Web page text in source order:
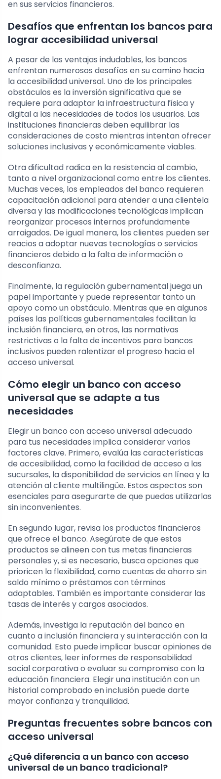
en sus servicios financieros.
Desafíos que enfrentan los bancos para
lograr accesibilidad universal
A pesar de las ventajas indudables, los bancos
enfrentan numerosos desafíos en su camino hacia
la accesibilidad universal. Uno de los principales
obstáculos es la inversión significativa que se
requiere para adaptar la infraestructura física y
digital a las necesidades de todos los usuarios. Las
instituciones financieras deben equilibrar las
consideraciones de costo mientras intentan ofrecer
soluciones inclusivas y económicamente viables.
Otra dificultad radica en la resistencia al cambio,
tanto a nivel organizacional como entre los clientes.
Muchas veces, los empleados del banco requieren
capacitación adicional para atender a una clientela
diversa y las modificaciones tecnológicas implican
reorganizar procesos internos profundamente
arraigados. De igual manera, los clientes pueden ser
reacios a adoptar nuevas tecnologías o servicios
financieros debido a la falta de información o
desconfianza.
Finalmente, la regulación gubernamental juega un
papel importante y puede representar tanto un
apoyo como un obstáculo. Mientras que en algunos
países las políticas gubernamentales facilitan la
inclusión financiera, en otros, las normativas
restrictivas o la falta de incentivos para bancos
inclusivos pueden ralentizar el progreso hacia el
acceso universal.
Cómo elegir un banco con acceso
universal que se adapte a tus
necesidades
Elegir un banco con acceso universal adecuado
para tus necesidades implica considerar varios
factores clave. Primero, evalúa las características
de accesibilidad, como la facilidad de acceso a las
sucursales, la disponibilidad de servicios en línea y la
atención al cliente multilingüe. Estos aspectos son
esenciales para asegurarte de que puedas utilizarlas
sin inconvenientes.
En segundo lugar, revisa los productos financieros
que ofrece el banco. Asegúrate de que estos
productos se alineen con tus metas financieras
personales y, si es necesario, busca opciones que
prioricen la flexibilidad, como cuentas de ahorro sin
saldo mínimo o préstamos con términos
adaptables. También es importante considerar las
tasas de interés y cargos asociados.
Además, investiga la reputación del banco en
cuanto a inclusión financiera y su interacción con la
comunidad. Esto puede implicar buscar opiniones de
otros clientes, leer informes de responsabilidad
social corporativa o evaluar su compromiso con la
educación financiera. Elegir una institución con un
historial comprobado en inclusión puede darte
mayor confianza y tranquilidad.
Preguntas frecuentes sobre bancos con
acceso universal
¿Qué diferencia a un banco con acceso
universal de un banco tradicional?